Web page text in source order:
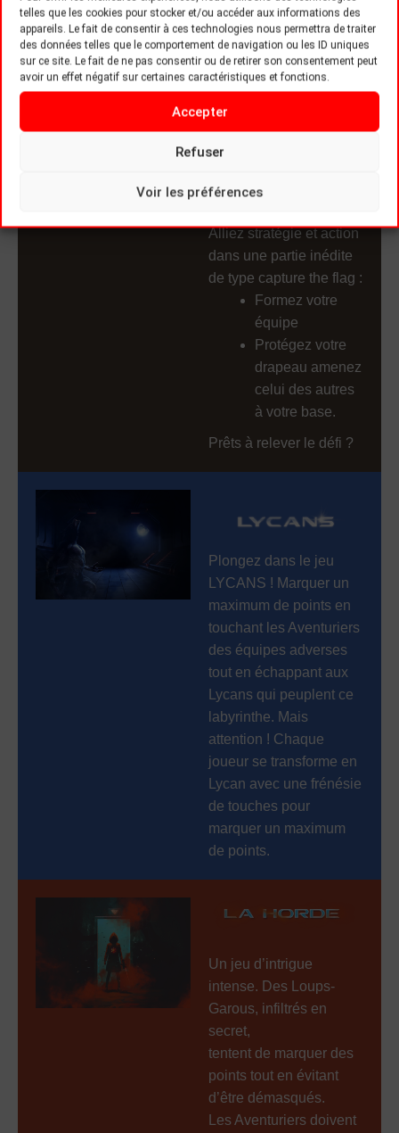
telles que les cookies pour stocker et/ou accéder aux informations des
appareils. Le fait de consentir à ces technologies nous permettra de traiter
des données telles que le comportement de navigation ou les ID uniques
sur ce site. Le fait de ne pas consentir ou de retirer son consentement peut
avoir un effet négatif sur certaines caractéristiques et fonctions.
Accepter
Refuser
Voir les préférences
Prêts à relever le défi ?
Honor & Banner, le
nouveau mode de jeu
Evolution !
Alliez stratégie et action
dans une partie inédite
de type capture the flag :
Formez votre
équipe
Protégez votre
drapeau amenez
celui des autres
à votre base.
Prêts à relever le défi ?
Plongez dans le jeu
LYCANS ! Marquer un
maximum de points en
touchant les Aventuriers
des équipes adverses
tout en échappant aux
Lycans qui peuplent ce
labyrinthe. Mais
attention ! Chaque
joueur se transforme en
Lycan avec une frénésie
de touches pour
marquer un maximum
de points.
Un jeu d’intrigue
intense. Des Loups-
Garous, infiltrés en
secret,
tentent de marquer des
points tout en évitant
d’être démasqués.
Les Aventuriers doivent